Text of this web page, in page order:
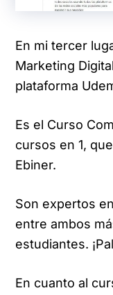
En mi tercer
Marketing
plataforma
Es el Curso
cursos en 1,
Ebiner.
Son expertos
entre ambos
estudiantes.
En cuanto al